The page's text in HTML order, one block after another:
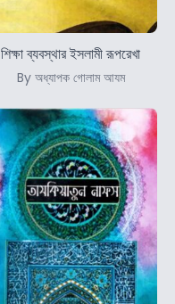
শিক্ষা ব্যবস্থার ইসলামী রূপরেখা
By অধ্যাপক গোলাম আযম